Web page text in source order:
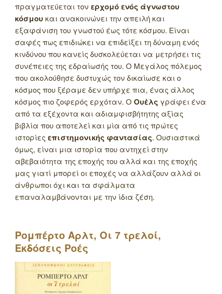
πραγματεύεται τον ερχομό ενός άγνωστου
κόσμουκαι ανακοινώνει την απειλή και
εξαφάνιση του γνωστού έως τότε κόσμου. Είναι
σαφές πως επιδιώκει να επιδείξει τη δύναμη ενός
κινδύνου που κανείς δυσκολεύεται να μετρήσει τις
συνέπειες της εδραίωσής του. Ο Μεγάλος πόλεμος
που ακολούθησε δυστυχώς τον δικαίωσε και ο
κόσμος που ξέραμε δεν υπήρχε πια, ένας άλλος
κόσμος πιο ζοφερός ερχόταν. Ο Ουέλς γράφει ένα
από τα εξέχοντα και αδιαμφισβήτητης αξίας
βιβλία που αποτελεί και μία από τις πρώτες
ιστορίες επιστημονικής φαντασίας. Ουσιαστικά
όμως, είναι μια ιστορία που αντηχεί στην
αβεβαιότητα της εποχής του αλλά και της εποχής
μας γιατί μπορεί οι εποχές να αλλάζουν αλλά οι
άνθρωποι όχι και τα σφάλματα
επαναλαμβάνονται με την ίδια ζέση.
Ρομπέρτο Αρλτ, Οι 7 τρελοί,
Εκδόσεις Ροές